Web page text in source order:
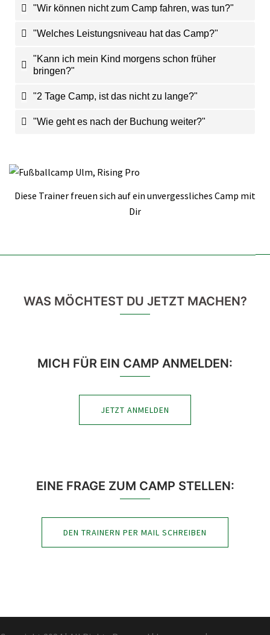
"Wir können nicht zum Camp fahren, was tun?"
"Welches Leistungsniveau hat das Camp?"
"Kann ich mein Kind morgens schon früher
bringen?"
"2 Tage Camp, ist das nicht zu lange?"
"Wie geht es nach der Buchung weiter?"
Diese Trainer freuen sich auf ein unvergessliches Camp mit
Dir
WAS MÖCHTEST DU JETZT MACHEN?
MICH FÜR EIN CAMP ANMELDEN:
JETZT ANMELDEN
EINE FRAGE ZUM CAMP STELLEN:
DEN TRAINERN PER MAIL SCHREIBEN